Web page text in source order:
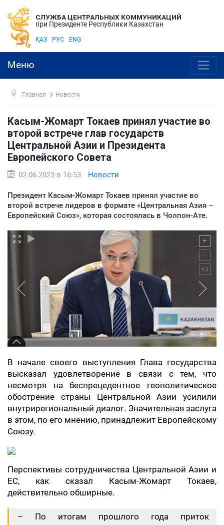
СЛУЖБА ЦЕНТРАЛЬНЫХ КОММУНИКАЦИЙ
при Президенте Республики Казахстан
ҚАЗ РУС ENG
Меню
Главная Новости
Касым-Жомарт Токаев принял участие во
второй встрече глав государств
Центральной Азии и Президента
Европейского Совета
02.06.2023 в 16:53 Новости
Президент Касым-Жомарт Токаев принял участие во
второй встрече лидеров в формате «Центральная Азия –
Европейский Союз», которая состоялась в Чолпон-Ате.
В начале своего выступления Глава государства
высказал удовлетворение в связи с тем, что
несмотря на беспрецедентное геополитическое
обострение страны Центральной Азии усилили
внутрирегиональный диалог. Значительная заслуга
в этом, по его мнению, принадлежит Европейскому
Союзу.
Перспективы сотрудничества Центральной Азии и
ЕС, как сказал Касым-Жомарт Токаев,
действительно обширные.
– По итогам прошлого года приток